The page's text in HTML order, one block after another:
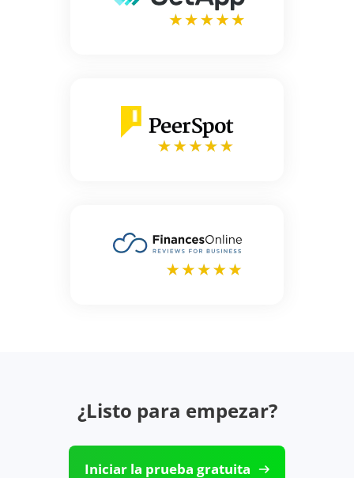
¿Listo para empezar?
Iniciar la prueba gratuita